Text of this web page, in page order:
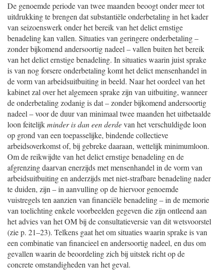
De genoemde periode van twee maanden beoogt onder meer tot
uitdrukking te brengen dat substantiële onderbetaling in het kader
van seizoenswerk onder het bereik van het delict ernstige
benadeling kan vallen. Situaties van geringere onderbetaling –
zonder bijkomend andersoortig nadeel – vallen buiten het bereik
van het delict ernstige benadeling. In situaties waarin juist sprake
is van nog forsere onderbetaling komt het delict mensenhandel in
de vorm van arbeidsuitbuiting in beeld. Naar het oordeel van het
kabinet zal over het algemeen sprake zijn van uitbuiting, wanneer
de onderbetaling zodanig is dat – zonder bijkomend andersoortig
nadeel – voor de duur van minimaal twee maanden het uitbetaalde
loon feitelijkminder is daneen derdevan het verschuldigde loon
op grond van een toepasselijke, bindende collectieve
arbeidsoverkomst of, bij gebreke daaraan, wettelijk minimumloon.
Om de reikwijdte van het delict ernstige benadeling en de
afgrenzing daarvan enerzijds met mensenhandel in de vorm van
arbeidsuitbuiting en anderzijds met niet-strafbare benadeling nader
te duiden, zijn – in aanvulling op de hiervoor genoemde
vuistregels ten aanzien van financiële benadeling – in de memorie
van toelichting enkele voorbeelden gegeven die zijn ontleend aan
het advies van het OM bij de consultatieversie van dit wetsvoorstel
(zie p. 21–23). Telkens gaat het om situaties waarin sprake is van
een combinatie van financieel en andersoortig nadeel, en dus om
gevallen waarin de beoordeling zich bij uitstek richt op de
concrete omstandigheden van het geval.